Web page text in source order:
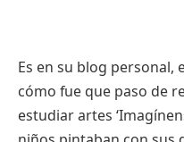
Es en su blog personal,
cómo fue que paso de
estudiar artes